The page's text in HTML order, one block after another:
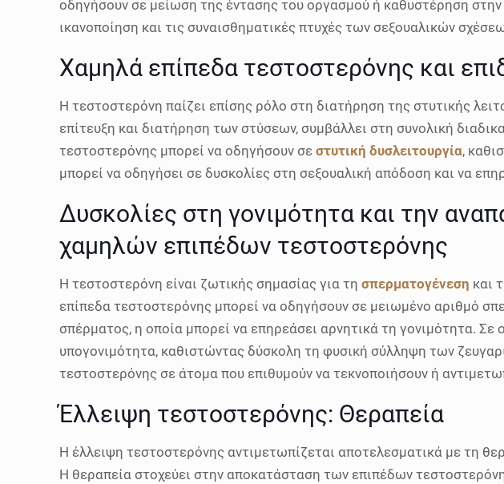
οδηγήσουν σε μείωση της έντασης του οργασμού ή καθυστέρηση στην
ικανοποίηση και τις συναισθηματικές πτυχές των σεξουαλικών
Χαμηλά επίπεδα τεστοστερόνης και
Η τεστοστερόνη παίζει επίσης ρόλο στη διατήρηση της στυτικής
επίτευξη και διατήρηση των στύσεων, συμβάλλει στη συνολική
τεστοστερόνης μπορεί να οδηγήσουν σεστυτική δυσλειτουργία,
μπορεί να οδηγήσει σε δυσκολίες στη σεξουαλική απόδοση και να
Δυσκολίες στη γονιμότητα και την
χαμηλών επιπέδων τεστοστερόνης
Η τεστοστερόνη είναι ζωτικής σημασίας για τη σπερματογένεση και
επίπεδα τεστοστερόνης μπορεί να οδηγήσουν σε μειωμένο αριθμό
σπέρματος, η οποία μπορεί να επηρεάσει αρνητικά τη γονιμότητα.
υπογονιμότητα, καθιστώντας δύσκολη τη φυσική σύλληψη των
τεστοστερόνης σε άτομα που επιθυμούν να τεκνοποιήσουν ή
Έλλειψη τεστοστερόνης: Θεραπεία
Η έλλειψη τεστοστερόνης αντιμετωπίζεται αποτελεσματικά με τη
Η θεραπεία στοχεύει στην αποκατάσταση των επιπέδων